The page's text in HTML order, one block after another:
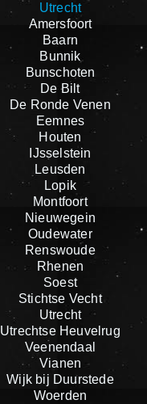
Utrecht
Amersfoort
Baarn
Bunnik
Bunschoten
De Bilt
De Ronde Venen
Eemnes
Houten
IJsselstein
Leusden
Lopik
Montfoort
Nieuwegein
Oudewater
Renswoude
Rhenen
Soest
Stichtse Vecht
Utrecht
Utrechtse Heuvelrug
Veenendaal
Vianen
Wijk bij Duurstede
Woerden